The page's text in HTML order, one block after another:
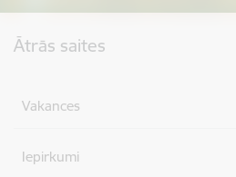
Ātrās saites
Vakances
Iepirkumi